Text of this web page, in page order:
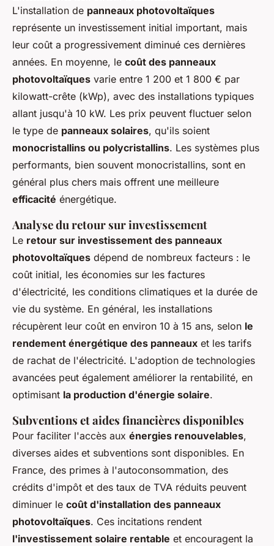
L'installation de panneaux photovoltaïques
représente un investissement initial important, mais
leur coût a progressivement diminué ces dernières
années. En moyenne, le coût des panneaux
photovoltaïques varie entre 1 200 et 1 800 € par
kilowatt-crête (kWp), avec des installations typiques
allant jusqu'à 10 kW. Les prix peuvent fluctuer selon
le type de panneaux solaires, qu'ils soient
monocristallins ou polycristallins. Les systèmes plus
performants, bien souvent monocristallins, sont en
général plus chers mais offrent une meilleure
efficacité énergétique.
Analyse du retour sur investissement
Le retour sur investissement des panneaux
photovoltaïques dépend de nombreux facteurs : le
coût initial, les économies sur les factures
d'électricité, les conditions climatiques et la durée de
vie du système. En général, les installations
récupèrent leur coût en environ 10 à 15 ans, selon le
rendement énergétique des panneaux et les tarifs
de rachat de l'électricité. L'adoption de technologies
avancées peut également améliorer la rentabilité, en
optimisant la production d'énergie solaire.
Subventions et aides financières disponibles
Pour faciliter l'accès aux énergies renouvelables,
diverses aides et subventions sont disponibles. En
France, des primes à l'autoconsommation, des
crédits d'impôt et des taux de TVA réduits peuvent
diminuer le coût d'installation des panneaux
photovoltaïques. Ces incitations rendent
l'investissement solaire rentable et encouragent la